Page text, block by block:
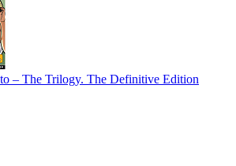
– The Trilogy. The Definitive Edition